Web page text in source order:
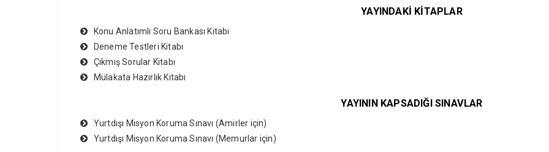
YAYINDAKİ KİTAPLAR
Konu Anlatımlı Soru Bankası Kitabı
Deneme Testleri Kitabı
Çıkmış Sorular Kitabı
Mülakata Hazırlık Kitabı
YAYININ KAPSADIĞI SINAVLAR
Yurtdışı Misyon Koruma Sınavı (Amirler için)
Yurtdışı Misyon Koruma Sınavı (Memurlar için)